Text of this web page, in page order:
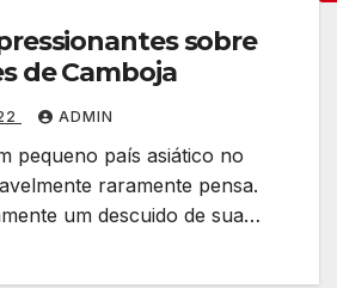
sobre
de Camboja
ADMIN
pequeno país asiático no
raramente pensa.
um descuido de sua…